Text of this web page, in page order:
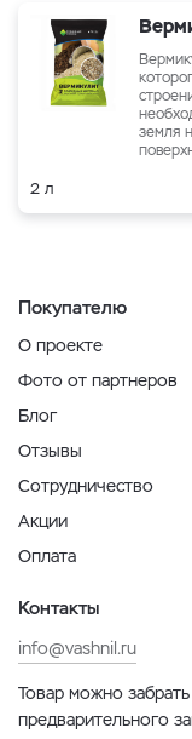
земля
2 л
Покупателю
О проекте
Фото от партнеров
Блог
Отзывы
Сотрудничество
Акции
Оплата
Контакты
info@vashnil.ru
Товар можно
предварительного